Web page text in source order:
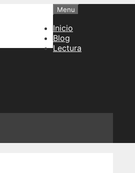
Menu
Inicio
Blog
Lectura